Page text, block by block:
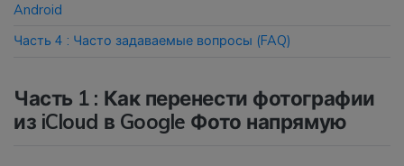
Android
Часть 4 : Часто задаваемые вопросы (FAQ)
Часть 1 : Как перенести фотографии
из iCloud в Google Фото напрямую